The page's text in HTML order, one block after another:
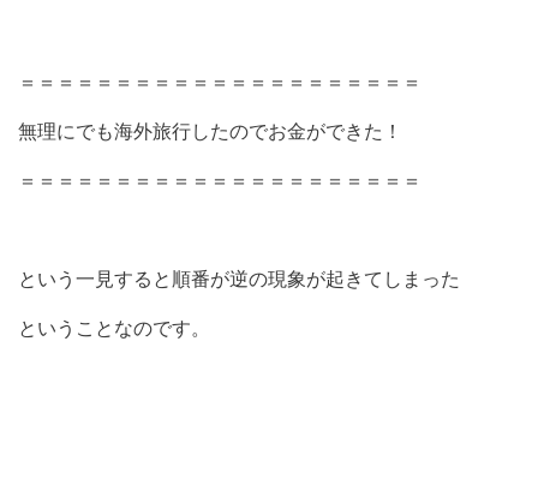
＝＝＝＝＝＝＝＝＝＝＝＝＝＝＝＝＝＝＝＝＝
無理にでも海外旅行したのでお金ができた！
＝＝＝＝＝＝＝＝＝＝＝＝＝＝＝＝＝＝＝＝＝
という一見すると順番が逆の現象が起きてしまった
ということなのです。